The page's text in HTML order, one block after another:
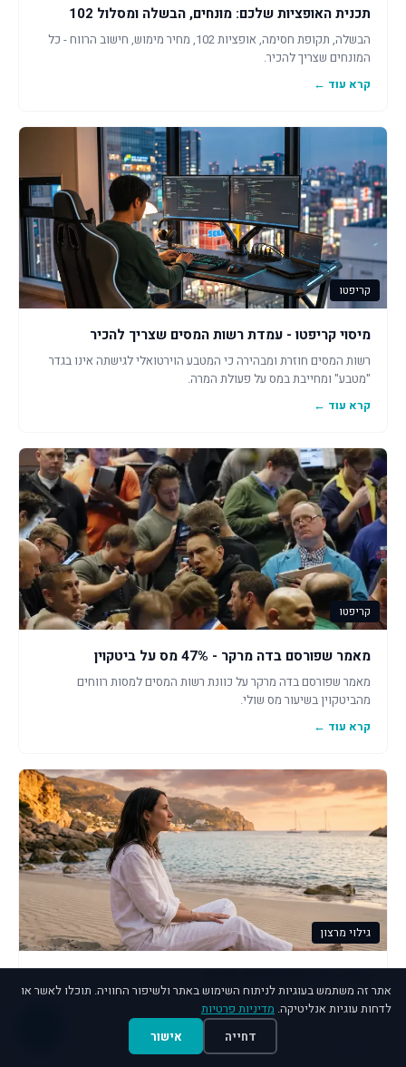
תכנית האופציות שלכם: מונחים, הבשלה ומסלול 102
הבשלה, תקופת חסימה, אופציות 102, מחיר מימוש, חישוב הרווח - כל
המונחים שצריך להכיר.
קרא עוד ←
קריפטו
מיסוי קריפטו - עמדת רשות המסים שצריך להכיר
רשות המסים חוזרת ומבהירה כי המטבע הוירטואלי לגישתה אינו בגדר
"מטבע" ומחייבת במס על פעולת המרה.
קרא עוד ←
קריפטו
מאמר שפורסם בדה מרקר - 47% מס על ביטקוין
מאמר שפורסם בדה מרקר על כוונת רשות המסים למסות רווחים
מהביטקוין בשיעור מס שולי.
קרא עוד ←
גילוי מרצון
רשות המסים פרסמה נוהל חדש ומעודכן בקשר להליך "גילוי מרצון" על
נכסים והכנסות לא מדווחים.
אתר זה משתמש בעוגיות לניתוח השימוש באתר ולשיפור החוויה. תוכלו לאשר או
לדחות עוגיות אנליטיקה. מדיניות פרטיות
דחייה
אישור